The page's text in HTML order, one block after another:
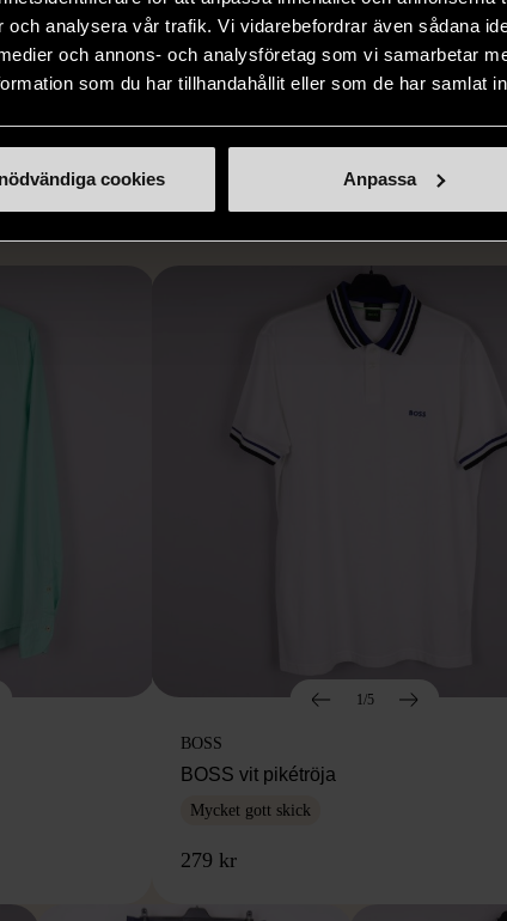
och analysera vår trafik. Vi vidarebefordrar även sådana
och annons- och analysföretag som vi samarbetar
som du har tillhandahållit eller som de har samlat
cookies Anpassa
stötta personer i svåra
och i våra butiker
personer som står
avsevärt. Istället för att
nyproducerade varor får du
möjlighet att återanvända
LIKNANDE
Hitta produkter som påminner
1/5
BOSS
BOSS vit pikétröja
Mycket gott skick
279 kr